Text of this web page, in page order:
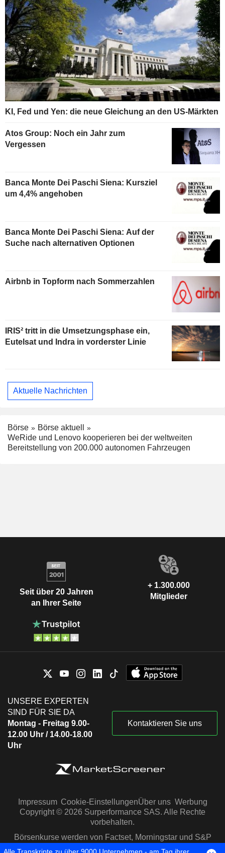
KI, Fed und Yen: die neue Gleichung an den US-Märkten
Atos Group: Noch ein Jahr zum
Vergessen
Banca Monte Dei Paschi Siena: Kursziel
um 4,4% angehoben
Banca Monte Dei Paschi Siena: Auf der
Suche nach alternativen Optionen
Airbnb in Topform nach Sommerzahlen
IRIS² tritt in die Umsetzungsphase ein,
Eutelsat und Indra in vorderster Linie
Aktuelle Nachrichten
Börse
Börse aktuell
WeRide und Lenovo kooperieren bei der weltweiten
Bereitstellung von 200.000 autonomen Fahrzeugen
Seit über 20 Jahren
an Ihrer Seite
+ 1.300.000
Mitglieder
UNSERE EXPERTEN
SIND FÜR SIE DA
Montag - Freitag 9.00-
12.00 Uhr / 14.00-18.00
Uhr
Kontaktieren Sie uns
Impressum Cookie-EinstellungenÜber uns Werbung
Copyright © 2026 Surperformance SAS. Alle Rechte
vorbehalten.
Börsenkurse werden von Factset, Morningstar und S&P
Capital IQ zur Verfügung gestellt